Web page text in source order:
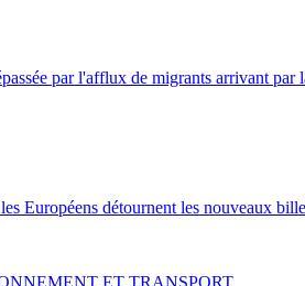
par l'afflux de migrants arrivant par
Européens détournent les nouveaux
ET TRANSPORT